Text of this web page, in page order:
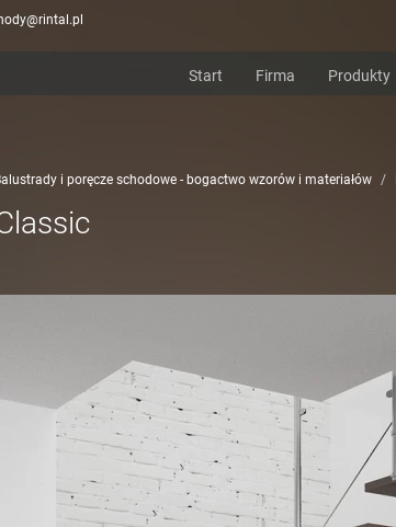
Start Firma Produkty
i poręcze schodowe - bogactwo wzorów i materiałów